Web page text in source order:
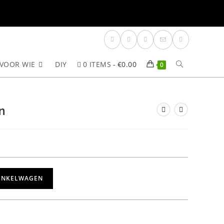
VOOR WIE DIY 0 ITEMS €0.00 0 TOGGLE
ZOEKEN